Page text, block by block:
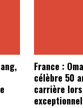
France :
célèbre 50
carrière lors